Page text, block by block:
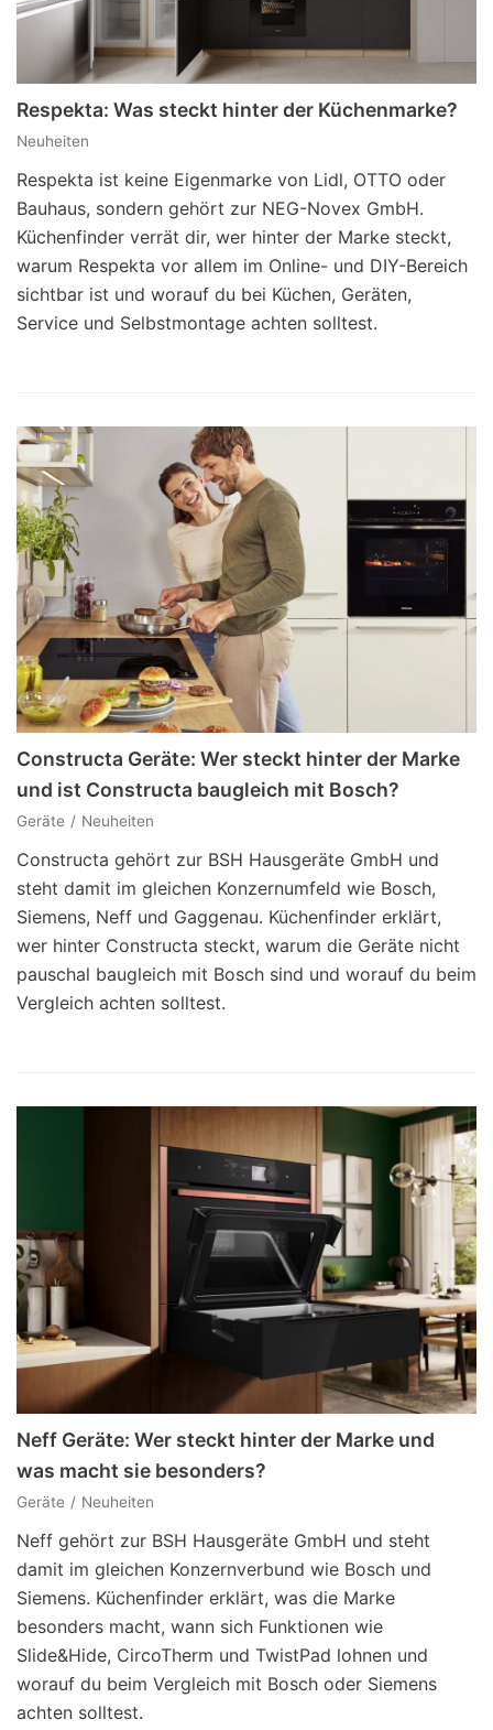
Respekta: Was steckt hinter der Küchenmarke?
Neuheiten
Respekta ist keine Eigenmarke von Lidl, OTTO oder
Bauhaus, sondern gehört zur NEG-Novex GmbH.
Küchenfinder verrät dir, wer hinter der Marke steckt,
warum Respekta vor allem im Online- und DIY-Bereich
sichtbar ist und worauf du bei Küchen, Geräten,
Service und Selbstmontage achten solltest.
Constructa Geräte: Wer steckt hinter der Marke
und ist Constructa baugleich mit Bosch?
Geräte Neuheiten
Constructa gehört zur BSH Hausgeräte GmbH und
steht damit im gleichen Konzernumfeld wie Bosch,
Siemens, Neff und Gaggenau. Küchenfinder erklärt,
wer hinter Constructa steckt, warum die Geräte nicht
pauschal baugleich mit Bosch sind und worauf du beim
Vergleich achten solltest.
Neff Geräte: Wer steckt hinter der Marke und
was macht sie besonders?
Geräte Neuheiten
Neff gehört zur BSH Hausgeräte GmbH und steht
damit im gleichen Konzernverbund wie Bosch und
Siemens. Küchenfinder erklärt, was die Marke
besonders macht, wann sich Funktionen wie
Slide&Hide, CircoTherm und TwistPad lohnen und
worauf du beim Vergleich mit Bosch oder Siemens
achten solltest.